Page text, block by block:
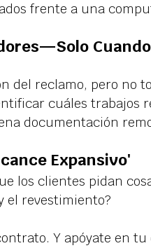
frente a una
del reclamo, pero no
cuáles trabajos
documentación
Expansivo'
los clientes pidan
el revestimiento?
Y apóyate en tu